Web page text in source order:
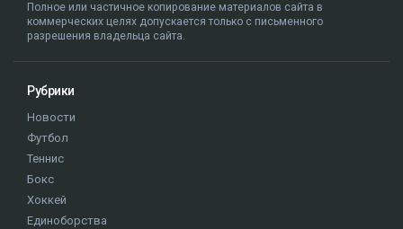
Полное или частичное копирование материалов сайта в
коммерческих целях допускается только с письменного
разрешения владельца сайта.
Рубрики
Новости
Футбол
Теннис
Бокс
Хоккей
Единоборства